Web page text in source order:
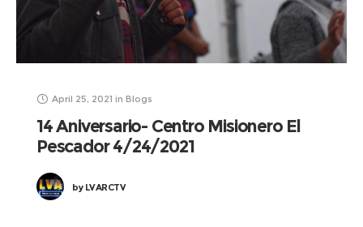
April 25, 2021 in Blogs
14 Aniversario- Centro Misionero El
Pescador 4/24/2021
byLVARCTV